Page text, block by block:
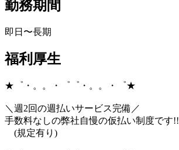
勤務期間
即日〜長期
福利厚生
★゜・。。・゜゜・。。・゜★
＼週2回の週払いサービス完備／
手数料なしの弊社自慢の仮払い制度です!!
(規定有り)